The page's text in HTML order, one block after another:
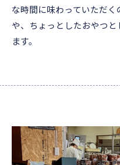
な時間に味わっていただ
や、ちょっとしたおやつ
ます。